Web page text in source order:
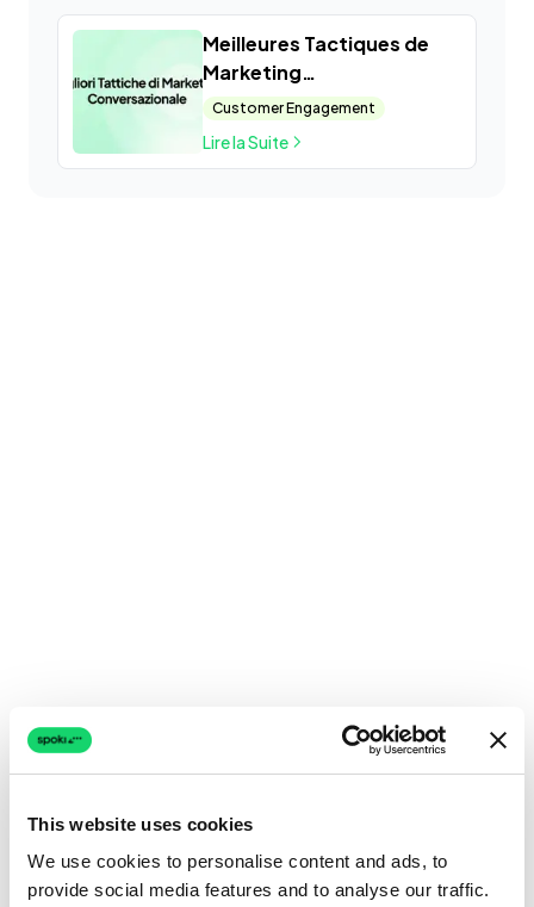
This website uses cookies
We use cookies to personalise content and ads, to
provide social media features and to analyse our traffic.
Meilleures Tactiques de
Marketing
Conversationnel
Customer Engagement
Lire la Suite